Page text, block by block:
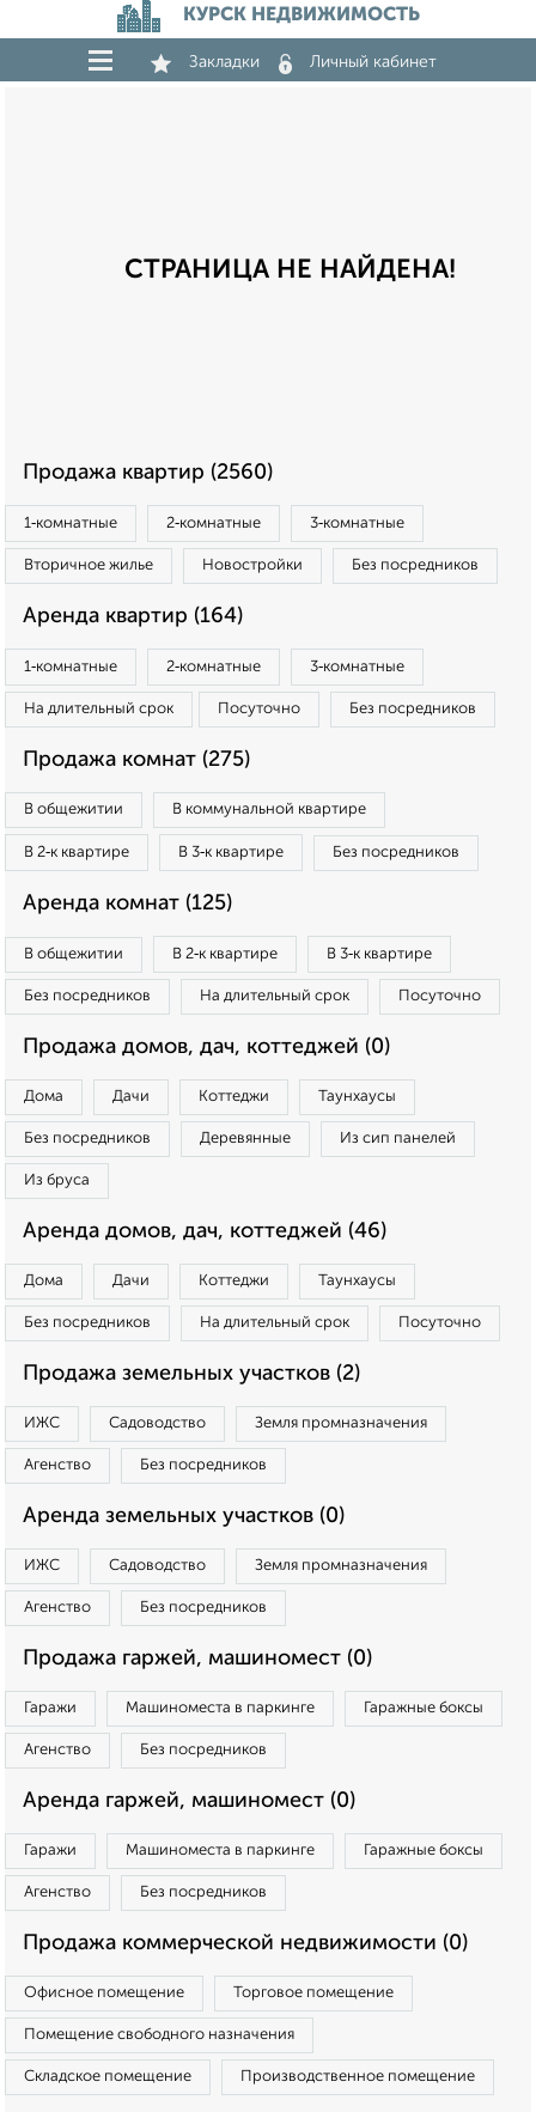
КУРСК НЕДВИЖИМОСТЬ
Закладки Личный кабинет
СТРАНИЦА НЕ НАЙДЕНА!
Продажа квартир (2560)
1‑комнатные 2‑комнатные 3‑комнатные
Вторичное жилье Новостройки Без посредников
Аренда квартир (164)
1‑комнатные 2‑комнатные 3‑комнатные
На длительный срок Посуточно Без посредников
Продажа комнат (275)
В общежитии В коммунальной квартире
В 2‑к квартире В 3‑к квартире Без посредников
Аренда комнат (125)
В общежитии В 2‑к квартире В 3‑к квартире
Без посредников На длительный срок Посуточно
Продажа домов, дач, коттеджей (0)
Дома Дачи Коттеджи Таунхаусы
Без посредников Деревянные Из сип панелей
Из бруса
Аренда домов, дач, коттеджей (46)
Дома Дачи Коттеджи Таунхаусы
Без посредников На длительный срок Посуточно
Продажа земельных участков (2)
ИЖС Садоводство Земля промназначения
Агенство Без посредников
Аренда земельных участков (0)
ИЖС Садоводство Земля промназначения
Агенство Без посредников
Продажа гаржей, машиномест (0)
Гаражи Машиноместа в паркинге Гаражные боксы
Агенство Без посредников
Аренда гаржей, машиномест (0)
Гаражи Машиноместа в паркинге Гаражные боксы
Агенство Без посредников
Продажа коммерческой недвижимости (0)
Офисное помещение Торговое помещение
Помещение свободного назначения
Складское помещение Производственное помещение